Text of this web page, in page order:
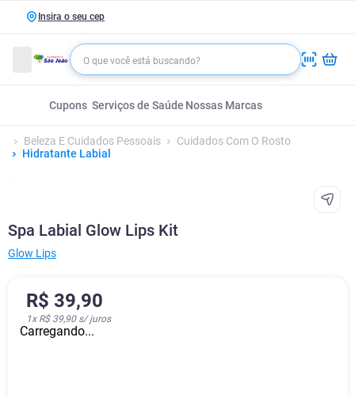
Insira o seu cep
Cupons Serviços de Saúde Nossas Marcas
Beleza E Cuidados Pessoais
Cuidados Com O Rosto
Hidratante Labial
Spa Labial Glow Lips Kit
Glow Lips
R$ 39,90
1x R$ 39,90s/ juros
Carregando...